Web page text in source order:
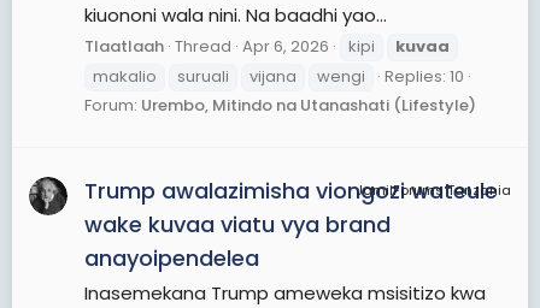
kiuononi wala nini. Na baadhi yao...
Tlaatlaah Thread Apr 6, 2026 kipi
kuvaa
makalio
suruali vijana wengi
Replies: 10
Forum: Urembo, Mitindo na Utanashati (Lifestyle)
JamiiForums Tanzania
Trump awalazimisha viongozi wateule
wake kuvaa viatu vya brand
anayoipendelea
Inasemekana Trump ameweka msisitizo kwa